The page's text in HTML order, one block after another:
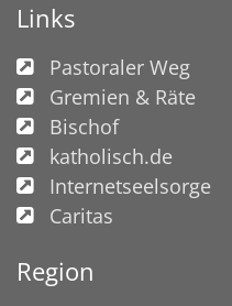
Links
Pastoraler Weg
Gremien & Räte
Bischof
katholisch.de
Internetseelsorge
Caritas
Region